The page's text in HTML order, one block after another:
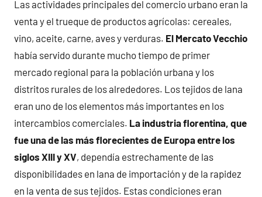
Las actividades principales del comercio urbano eran la
venta y el trueque de productos agrícolas: cereales,
vino, aceite, carne, aves y verduras. El Mercato Vecchio
había servido durante mucho tiempo de primer
mercado regional para la población urbana y los
distritos rurales de los alrededores. Los tejidos de lana
eran uno de los elementos más importantes en los
intercambios comerciales. La industria florentina, que
fue una de las más florecientes de Europa entre los
siglos XIII y XV, dependía estrechamente de las
disponibilidades en lana de importación y de la rapidez
en la venta de sus tejidos. Estas condiciones eran